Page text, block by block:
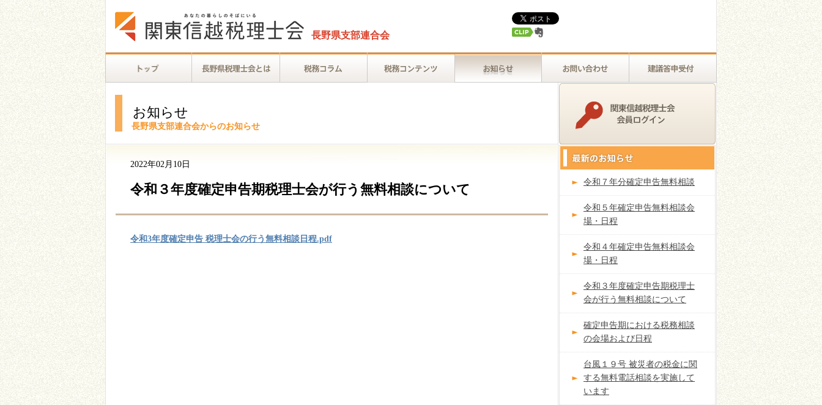
長野県支部連合会
お知らせ
長野県支部連合会からのお知らせ
2022年02月10日
令和３年度確定申告期税理士会が行う無料相談について
令和3年度確定申告 税理士会の行う無料相談日程.pdf
令和７年分確定申告無料相談
令和５年確定申告無料相談会
場・日程
令和４年確定申告無料相談会
場・日程
令和３年度確定申告期税理士
会が行う無料相談について
確定申告期における税務相談
の会場および日程
台風１９号 被災者の税金に関
する無料電話相談を実施して
います